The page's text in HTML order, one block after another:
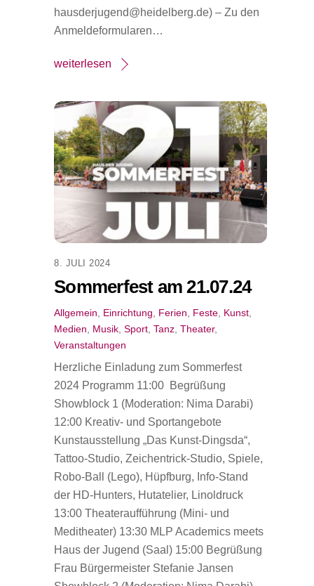
hausderjugend@heidelberg.de) – Zu den
Anmeldeformularen…
weiterlesen
8. JULI 2024
Sommerfest am 21.07.24
Allgemein Einrichtung Ferien Feste Kunst
Medien
Musik ,Sport ,Tanz ,Theater,
Veranstaltungen
Herzliche Einladung zum Sommerfest
2024 Programm 11:00 Begrüßung
Showblock 1 (Moderation: Nima Darabi)
12:00 Kreativ- und Sportangebote
Kunstausstellung „Das Kunst-Dingsda“,
Tattoo-Studio, Zeichentrick-Studio, Spiele,
Robo-Ball (Lego), Hüpfburg, Info-Stand
der HD-Hunters, Hutatelier, Linoldruck
13:00 Theateraufführung (Mini- und
Meditheater) 13:30 MLP Academics meets
Haus der Jugend (Saal) 15:00 Begrüßung
Frau Bürgermeister Stefanie Jansen